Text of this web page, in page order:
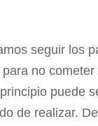
seguir los
no cometer
puede
de realizar.